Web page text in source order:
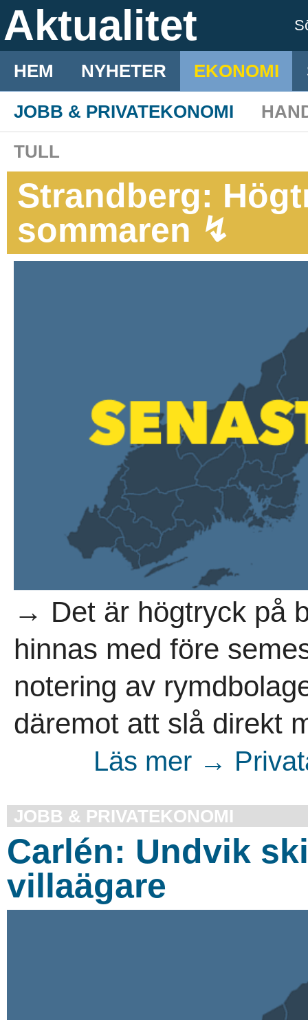
Aktualitet
HEM NYHETER EKONOMI
JOBB & PRIVATEKONOMI
TULL
Strandberg:
sommaren ↯
→ Det är högtryck på
hinnas med före
notering av
däremot att slå direkt
Läs mer →
JOBB & PRIVATEKONOMI
Carlén: Undvik
villaägare